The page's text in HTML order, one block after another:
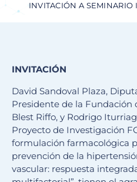
INVITACIÓN A SEMINARIO
INVITACIÓN
David Sandoval Plaza,
Presidente de la Fundación
Blest Riffo, y Rodrigo
Proyecto de Investigación
formulación farmacológica
prevención de la
vascular: respuesta